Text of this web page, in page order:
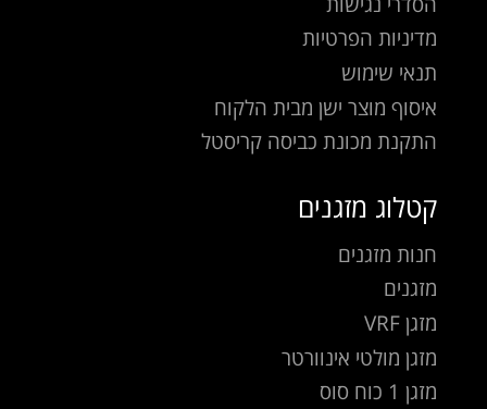
מדיניות הפרטיות
תנאי שימוש
איסוף מוצר ישן מבית הלקוח
התקנת מכונת כביסה קריסטל
קטלוג מזגנים
חנות מזגנים
מזגנים
מזגן VRF
מזגן מולטי אינוורטר
מזגן 1 כוח סוס